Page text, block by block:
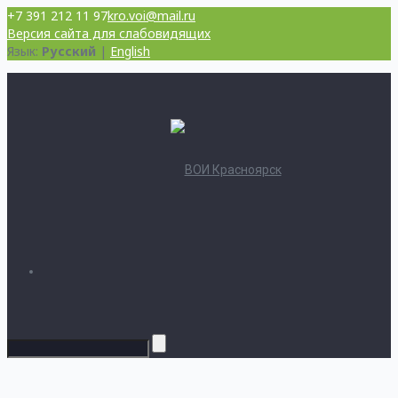
+7 391 212 11 97kro.voi@mail.ru
Версия сайта для слабовидящих
Язык: Русский | English